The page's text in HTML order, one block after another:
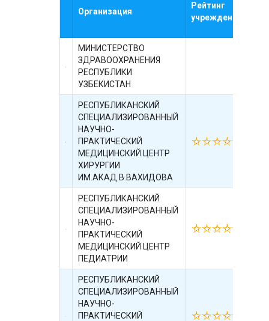
Организация
Рейтинг
учреждения
МИНИСТЕРСТВО
ЗДРАВООХРАНЕНИЯ
РЕСПУБЛИКИ
УЗБЕКИСТАН
РЕСПУБЛИКАНСКИЙ
СПЕЦИАЛИЗИРОВАННЫЙ
НАУЧНО-
ПРАКТИЧЕСКИЙ
МЕДИЦИНСКИЙ ЦЕНТР
ХИРУРГИИ
ИМ.АКАД.В.ВАХИДОВА
РЕСПУБЛИКАНСКИЙ
СПЕЦИАЛИЗИРОВАННЫЙ
НАУЧНО-
ПРАКТИЧЕСКИЙ
МЕДИЦИНСКИЙ ЦЕНТР
ПЕДИАТРИИ
РЕСПУБЛИКАНСКИЙ
СПЕЦИАЛИЗИРОВАННЫЙ
НАУЧНО-
ПРАКТИЧЕСКИЙ